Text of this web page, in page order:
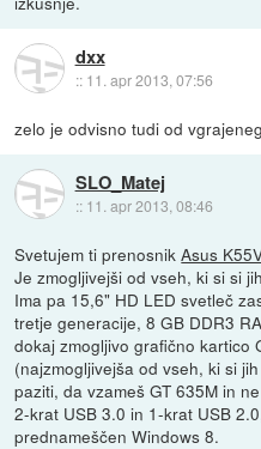
dxx
:: 11. apr 2013, 07:56
zelo je odvisno tudi od
SLO_Matej
:: 11. apr 2013, 08:46
Svetujem ti prenosnikAsus
Je zmogljivejši od vseh, ki si si
Ima pa 15,6" HD LED svetleč
tretje generacije, 8 GB DDR3
dokaj zmogljivo grafično kartico
(najzmogljivejša od vseh, ki si
paziti, da vzameš GT 635M in
2-krat USB 3.0 in 1-krat USB
prednameščen Windows 8.